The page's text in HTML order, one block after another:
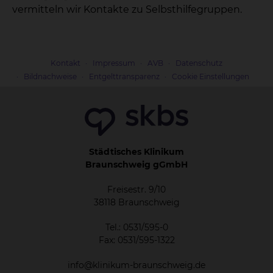
vermitteln wir Kontakte zu Selbsthilfegruppen.
Kontakt Impressum AVB
Datenschutz
Bildnachweise
Entgelttransparenz Cookie Einstellungen
Städtisches Klinikum
Braunschweig gGmbH
Freisestr. 9/10
38118 Braunschweig
Tel.: 0531/595-0
Fax: 0531/595-1322
info@klinikum-braunschweig.de